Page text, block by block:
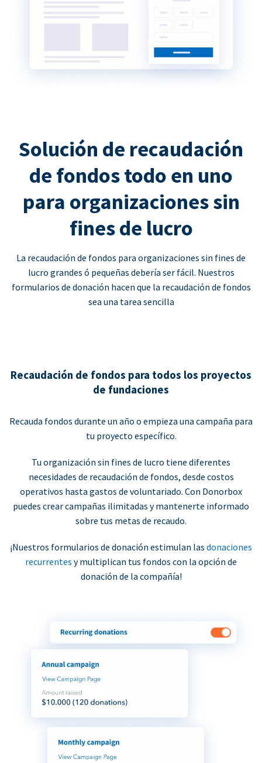
Solución de recaudación
de fondos todo en uno
para organizaciones sin
fines de lucro
La recaudación de fondos para organizaciones sin fines de
lucro grandes ó pequeñas debería ser fácil. Nuestros
formularios de donación hacen que la recaudación de fondos
sea una tarea sencilla
Recaudación de fondos para todos los proyectos
de fundaciones
Recauda fondos durante un año o empieza una campaña para
tu proyecto específico.
Tu organización sin fines de lucro tiene diferentes
necesidades de recaudación de fondos, desde costos
operativos hasta gastos de voluntariado. Con Donorbox
puedes crear campañas ilimitadas y mantenerte informado
sobre tus metas de recaudo.
¡Nuestros formularios de donación estimulan las donaciones
recurrentes y multiplican tus fondos con la opción de
donación de la compañía!